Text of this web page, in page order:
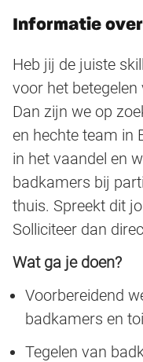
Informatie
Heb jij de juiste
voor het
Dan zijn we op
en hechte team in
in het vaandel en
badkamers bij
thuis. Spreekt dit
Solliciteer dan
Wat ga je doen?
Voorbereidend
badkamers en
Tegelen van